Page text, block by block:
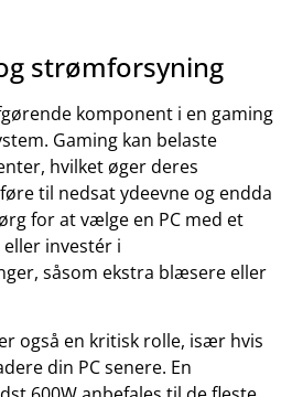
strømforsyning
komponent i en gaming
Gaming kan belaste
hvilket øger deres
til nedsat ydeevne og endda
for at vælge en PC med et
investér i
såsom ekstra blæsere eller
også en kritisk rolle, især hvis
din PC senere. En